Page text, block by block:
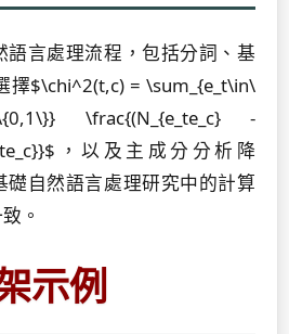
言處理流程，包括分詞、基
擇$\chi^2(t,c) = \sum_{e_t\in\
\frac{(N_{e_te_c} -
，以及主成分分析降
自然語言處理研究中的計算
。
示例